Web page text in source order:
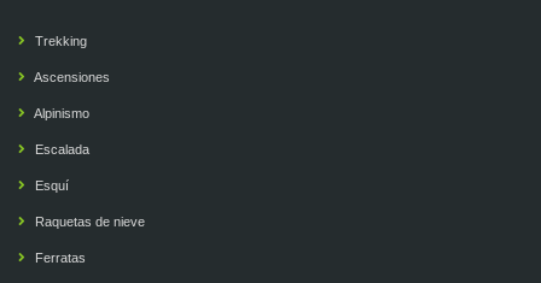
Trekking
Ascensiones
Alpinismo
Escalada
Esquí
Raquetas de nieve
Ferratas